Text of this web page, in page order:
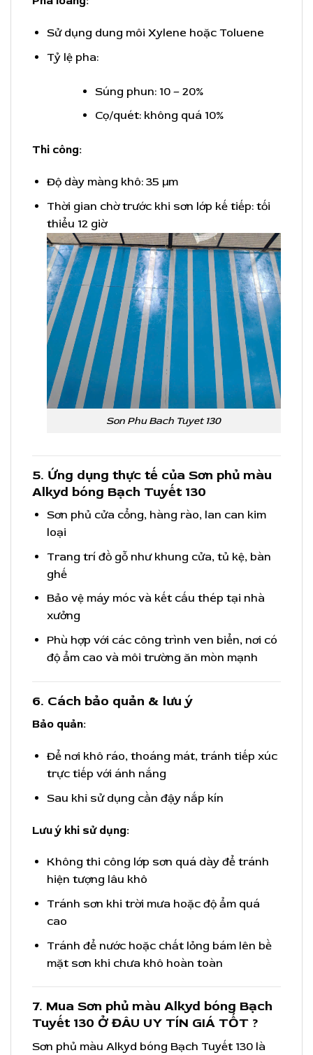
Sử dụng dung môi Xylene hoặc Toluene
Tỷ lệ pha:
Súng phun: 10 – 20%
Cọ/quét: không quá 10%
Thi công:
Độ dày màng khô: 35 µm
Thời gian chờ trước khi sơn lớp kế tiếp: tối
thiểu 12 giờ
Son Phu Bach Tuyet 130
5. Ứng dụng thực tế của Sơn phủ màu
Alkyd bóng Bạch Tuyết 130
Sơn phủ cửa cổng, hàng rào, lan can kim
loại
Trang trí đồ gỗ như khung cửa, tủ kệ, bàn
ghế
Bảo vệ máy móc và kết cấu thép tại nhà
xưởng
Phù hợp với các công trình ven biển, nơi có
độ ẩm cao và môi trường ăn mòn mạnh
6. Cách bảo quản & lưu ý
Bảo quản:
Để nơi khô ráo, thoáng mát, tránh tiếp xúc
trực tiếp với ánh nắng
Sau khi sử dụng cần đậy nắp kín
Lưu ý khi sử dụng:
Không thi công lớp sơn quá dày để tránh
hiện tượng lâu khô
Tránh sơn khi trời mưa hoặc độ ẩm quá
cao
Tránh để nước hoặc chất lỏng bám lên bề
mặt sơn khi chưa khô hoàn toàn
7. Mua Sơn phủ màu Alkyd bóng Bạch
Tuyết 130 Ở ĐÂU UY TÍN GIÁ TỐT ?
Sơn phủ màu Alkyd bóng Bạch Tuyết 130 là